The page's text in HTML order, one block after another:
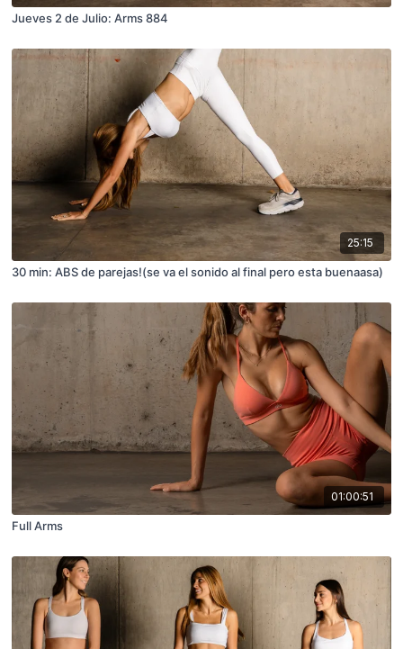
Jueves 2 de Julio: Arms 884
25:15
30 min: ABS de parejas!(se va el sonido al final pero esta buenaasa)
01:00:51
Full Arms